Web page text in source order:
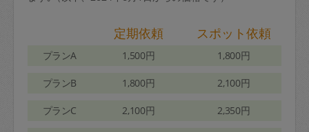
定期依頼 スポット依頼
プランA 1,500円 1,800円
プランB 1,800円 2,100円
プランC 2,100円 2,350円